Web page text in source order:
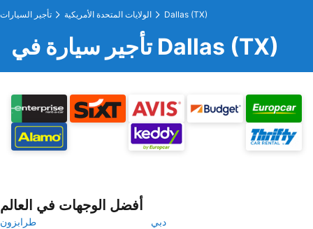
تأجير السيارات الولايات المتحدة الأمريكية Dallas (TX)
تأجير سيارة في Dallas (TX)
أفضل الوجهات في العالم
طرابزون
دبي